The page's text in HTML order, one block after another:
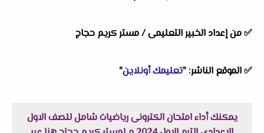
✅ من إعداد الخبير التعليمى / مستر كريم حجاج
✅ الموقع الناشر: "تعليمك أونلاين"
يمكنك أداء امتحان الكترونى رياضيات شامل للصف الاول